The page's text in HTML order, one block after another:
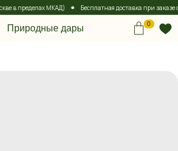
в пределах МКАД) Бесплатная доставка при заказе
Природные дары 0
Природные дары 0